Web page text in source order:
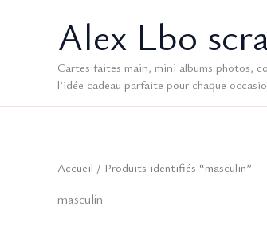
Alex Lbo
Cartes faites main, mini albums photos,
l’idée cadeau parfaite pour chaque
Accueil / Produits identifiés “masculin”
masculin